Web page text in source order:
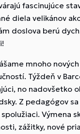
fascinujúce
diela velikánov
doslova berú
mnoho
Týždeň v
no nadovšetko
Z pedagógov
Výmena
zážitky, nové